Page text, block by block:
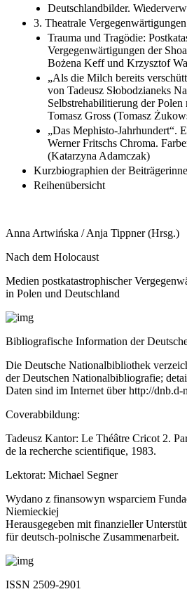
Deutschlandbilder.
3. Theatrale Vergegenwärtigungen
Trauma und Tragödie:
Vergegenwärtigungen der
Bożena Keff und Krzysztof
„Als die Milch bereits
von Tadeusz Słobodzianeks
Selbstrehabilitierung der Polen
Tomasz Gross (Tomasz
„Das Mephisto-Jahrhundert“.
Werner Fritschs Chroma.
(Katarzyna Adamczak)
Kurzbiographien der
Reihenübersicht
Anna Artwińska / Anja Tippner (Hrsg.)
Nach dem Holocaust
Medien postkatastrophischer
in Polen und Deutschland
Bibliografische Information der
Die Deutsche Nationalbibliothek
der Deutschen Nationalbibliografie;
Daten sind im Internet überhttp://dnb.d-
Coverabbildung:
Tadeusz Kantor: Le Théâtre Cricot 2.
de la recherche scientifique, 1983.
Lektorat: Michael Segner
Wydano z finansowyn wsparciem
Niemieckiej
Herausgegeben mit finanzieller
für deutsch-polnische Zusammenarbeit.
ISSN 2509-2901